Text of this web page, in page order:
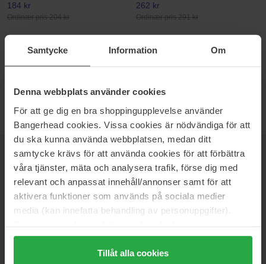
Samtycke Information Om
Denna webbplats använder cookies
För att ge dig en bra shoppingupplevelse använder
Bangerhead cookies. Vissa cookies är nödvändiga för att
du ska kunna använda webbplatsen, medan ditt
samtycke krävs för att använda cookies för att förbättra
våra tjänster, mäta och analysera trafik, förse dig med
relevant och anpassat innehåll/annonser samt för att
aktivera funktioner som används på sociala medier
media (kan innefatta behandling av personuppgifter).
Genom att trycka på "Tillåt alla cookies" accepterar du
alla cookies, medan du under "Detaljer" kan anpassa
Tillåt alla cookies
184 kr
Ordinær pris 204 kr
262 kr
Ordinær pris 291 kr
Back2Brow Brush
Back2Brow Brush
Ordinær pris 310 kr
NYHETSBREV
de siste trendene, tipsene og eksklusive tilbud!